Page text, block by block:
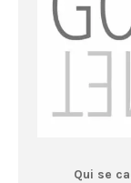
Qui se